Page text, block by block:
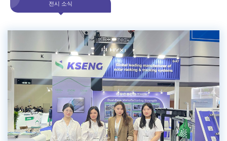
전시 소식